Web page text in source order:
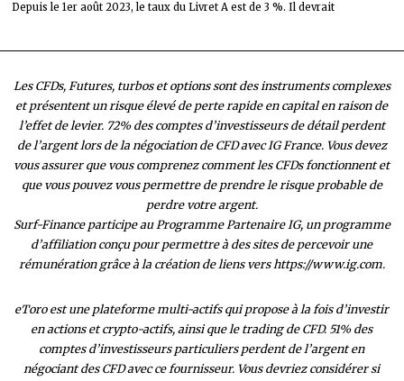
Depuis le 1er août 2023, le taux du Livret A est de 3 %. Il devrait
Les CFDs, Futures, turbos et options sont des instruments complexes
et présentent un risque élevé de perte rapide en capital en raison de
l’effet de levier. 72% des comptes d’investisseurs de détail perdent
de l’argent lors de la négociation de CFD avec IG France. Vous devez
vous assurer que vous comprenez comment les CFDs fonctionnent et
que vous pouvez vous permettre de prendre le risque probable de
perdre votre argent.
Surf-Finance participe au Programme Partenaire IG, un programme
d’affiliation conçu pour permettre à des sites de percevoir une
rémunération grâce à la création de liens vers https://www.ig.com.
eToro est une plateforme multi-actifs qui propose à la fois d’investir
en actions et crypto-actifs, ainsi que le trading de CFD. 51% des
comptes d’investisseurs particuliers perdent de l’argent en
négociant des CFD avec ce fournisseur. Vous devriez considérer si